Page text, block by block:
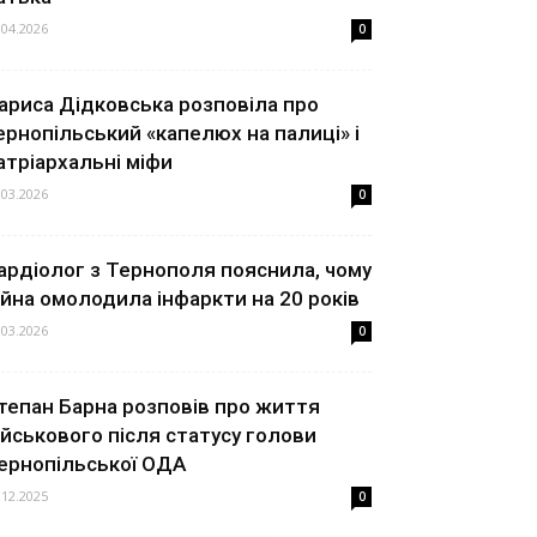
0
Дідковська розповіла про
«капелюх на палиці» і
міфи
0
з Тернополя пояснила, чому
омолодила інфаркти на 20 років
0
Барна розповів про життя
після статусу голови
ОДА
0